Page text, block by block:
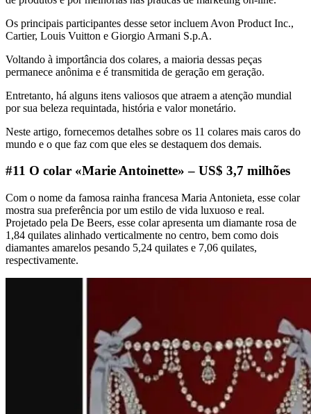
Os principais participantes desse setor incluem Avon Product Inc.,
Cartier, Louis Vuitton e Giorgio Armani S.p.A.
Voltando à importância dos colares, a maioria dessas peças
permanece anônima e é transmitida de geração em geração.
Entretanto, há alguns itens valiosos que atraem a atenção mundial
por sua beleza requintada, história e valor monetário.
Neste artigo, fornecemos detalhes sobre os 11 colares mais caros do
mundo e o que faz com que eles se destaquem dos demais.
#11 O colar «Marie Antoinette» – US$ 3,7 milhões
Com o nome da famosa rainha francesa Maria Antonieta, esse colar
mostra sua preferência por um estilo de vida luxuoso e real.
Projetado pela De Beers, esse colar apresenta um diamante rosa de
1,84 quilates alinhado verticalmente no centro, bem como dois
diamantes amarelos pesando 5,24 quilates e 7,06 quilates,
respectivamente.